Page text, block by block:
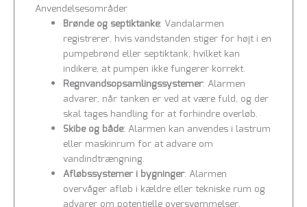
Anvendelsesområder
Brønde og septiktanke: Vandalarmen
registrerer, hvis vandstanden stiger for højt i en
pumpebrønd eller septiktank, hvilket kan
indikere, at pumpen ikke fungerer korrekt.
Regnvandsopsamlingssystemer: Alarmen
advarer, når tanken er ved at være fuld, og der
skal tages handling for at forhindre overløb.
Skibe og både: Alarmen kan anvendes i lastrum
eller maskinrum for at advare om
vandindtrængning.
Afløbssystemer i bygninger: Alarmen
overvåger afløb i kældre eller tekniske rum og